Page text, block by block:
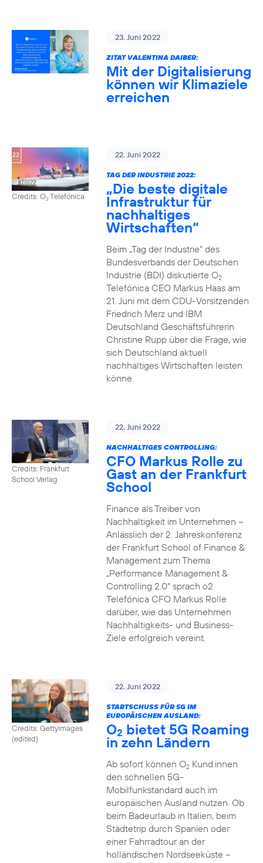
23. Juni 2022
ZITAT VALENTINA DAIBER:
Mit der Digitalisierung
können wir Klimaziele
erreichen
Credits: O2Telefónica
22. Juni 2022
TAG DER INDUSTRIE 2022:
„Die beste digitale
Infrastruktur für
nachhaltiges
Wirtschaften“
Beim „Tag der Industrie“ des
Bundesverbands der Deutschen
Industrie (BDI) diskutierte O2
Telefónica CEO Markus Haas am
21. Juni mit dem CDU-Vorsitzenden
Friedrich Merz und IBM
Deutschland Geschäftsführerin
Christine Rupp über die Frage, wie
sich Deutschland aktuell
nachhaltiges Wirtschaften leisten
könne.
Credits: Frankfurt
School Verlag
22. Juni 2022
NACHHALTIGES CONTROLLING:
CFO Markus Rolle zu
Gast an der Frankfurt
School
Finance als Treiber von
Nachhaltigkeit im Unternehmen –
Anlässlich der 2. Jahreskonferenz
der Frankfurt School of Finance &
Management zum Thema
„Performance Management &
Controlling 2.0“ sprach o2
Telefónica CFO Markus Rolle
darüber, wie das Unternehmen
Nachhaltigkeits- und Business-
Ziele erfolgreich vereint.
Credits: Gettyimages
(edited)
22. Juni 2022
STARTSCHUSS FÜR 5G IM
EUROPÄISCHEN AUSLAND:
O2 bietet 5G Roaming
in zehn Ländern
Ab sofort können O2Kund:innen
den schnellen 5G-
Mobilfunkstandard auch im
europäischen Ausland nutzen. Ob
beim Badeurlaub in Italien, beim
Städtetrip durch Spanien oder
einer Fahrradtour an der
holländischen Nordseeküste –